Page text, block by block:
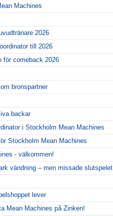
Machines
2026
till 2026
för comeback 2026
bronspartner
backar
i Stockholm Mean Machines
Stockholm Mean Machines
- välkommen!
vändning – men missade slutspelet
lever
Mean Machines på Zinken!